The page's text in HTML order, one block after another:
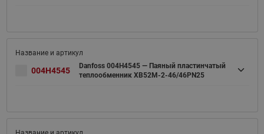
004H4545
Danfoss 004H4545 — Паяный пластинчатый
теплообменник XB52M-2-46/46PN25